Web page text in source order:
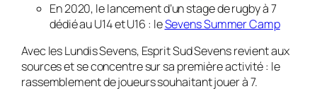
En 2020, le lancement d’un stage de rugby à 7
dédié au U14 et U16 : leSevens Summer Camp
Avec les Lundis Sevens, Esprit Sud Sevens revient aux
sources et se concentre sur sa première activité : le
rassemblement de joueurs souhaitant jouer à 7.